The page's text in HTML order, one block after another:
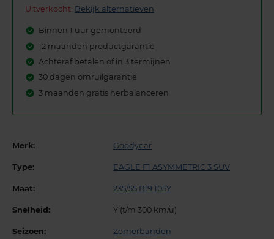
Uitverkocht: Bekijk alternatieven
Binnen 1 uur gemonteerd
12 maanden productgarantie
Achteraf betalen of in 3 termijnen
30 dagen omruilgarantie
3 maanden gratis herbalanceren
Merk: Goodyear
Type: EAGLE F1 ASYMMETRIC 3 SUV
Maat: 235/55 R19 105Y
Snelheid: Y (t/m 300 km/u)
Seizoen: Zomerbanden